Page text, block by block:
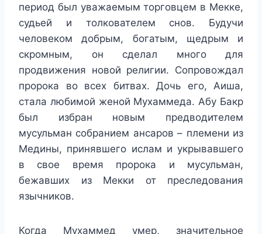
период был уважаемым торговцем в Мекке,
судьей и толкователем снов. Будучи
человеком добрым, богатым, щедрым и
скромным, он сделал много для
продвижения новой религии. Сопровождал
пророка во всех битвах. Дочь его, Аиша,
стала любимой женой Мухаммеда. Абу Бакр
был избран новым предводителем
мусульман собранием ансаров – племени из
Медины, принявшего ислам и укрывавшего
в свое время пророка и мусульман,
бежавших из Мекки от преследования
язычников.
Когда Мухаммед умер, значительное